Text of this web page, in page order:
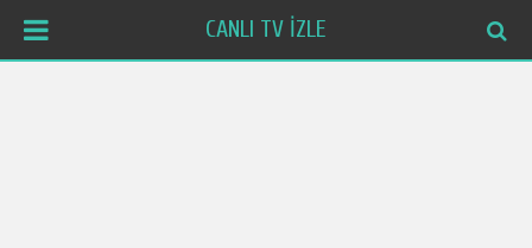
CANLI TV İZLE